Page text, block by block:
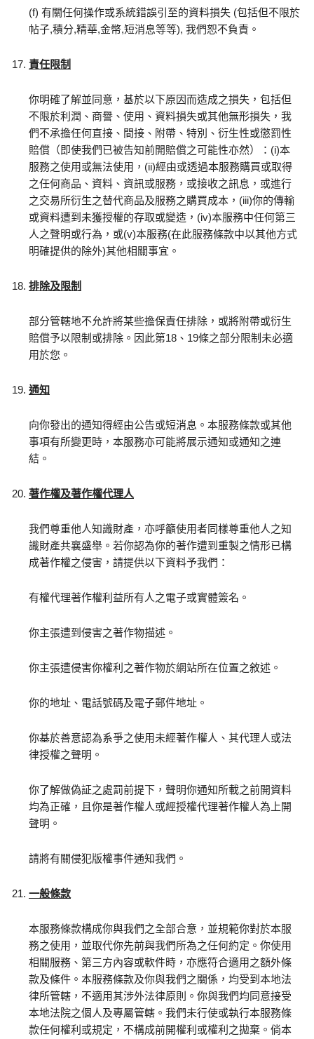
(f) 有關任何操作或系統錯誤引至的資料損失 (包括但不限於
帖子,積分,精華,金幣,短消息等等), 我們恕不負責。
責任限制
你明確了解並同意，基於以下原因而造成之損失，包括但
不限於利潤、商譽、使用、資料損失或其他無形損失，我
們不承擔任何直接、間接、附帶、特別、衍生性或懲罰性
賠償（即使我們已被告知前開賠償之可能性亦然）：(i)本
服務之使用或無法使用，(ii)經由或透過本服務購買或取得
之任何商品、資料、資訊或服務，或接收之訊息，或進行
之交易所衍生之替代商品及服務之購買成本，(iii)你的傳輸
或資料遭到未獲授權的存取或變造，(iv)本服務中任何第三
人之聲明或行為，或(v)本服務(在此服務條款中以其他方式
明確提供的除外)其他相關事宜。
排除及限制
部分管轄地不允許將某些擔保責任排除，或將附帶或衍生
賠償予以限制或排除。因此第18、19條之部分限制未必適
用於您。
通知
向你發出的通知得經由公告或短消息。本服務條款或其他
事項有所變更時，本服務亦可能將展示通知或通知之連
結。
著作權及著作權代理人
我們尊重他人知識財產，亦呼籲使用者同樣尊重他人之知
識財產共襄盛舉。若你認為你的著作遭到重製之情形已構
成著作權之侵害，請提供以下資料予我們：
有權代理著作權利益所有人之電子或實體簽名。
你主張遭到侵害之著作物描述。
你主張遭侵害你權利之著作物於網站所在位置之敘述。
你的地址、電話號碼及電子郵件地址。
你基於善意認為系爭之使用未經著作權人、其代理人或法
律授權之聲明。
你了解做偽証之處罰前提下，聲明你通知所載之前開資料
均為正確，且你是著作權人或經授權代理著作權人為上開
聲明。
請將有關侵犯版權事件通知我們。
一般條款
本服務條款構成你與我們之全部合意，並規範你對於本服
務之使用，並取代你先前與我們所為之任何約定。你使用
相關服務、第三方內容或軟件時，亦應符合適用之額外條
款及條件。本服務條款及你與我們之關係，均受到本地法
律所管轄，不適用其涉外法律原則。你與我們均同意接受
本地法院之個人及專屬管轄。我們未行使或執行本服務條
款任何權利或規定，不構成前開權利或權利之拋棄。倘本